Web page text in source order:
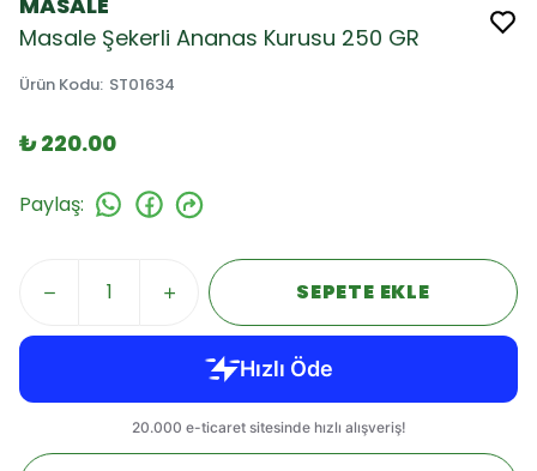
Masale Şekerli Ananas Kurusu 250 GR
Ürün Kodu: ST01634
₺ 220.00
Paylaş:
SEPETE EKLE